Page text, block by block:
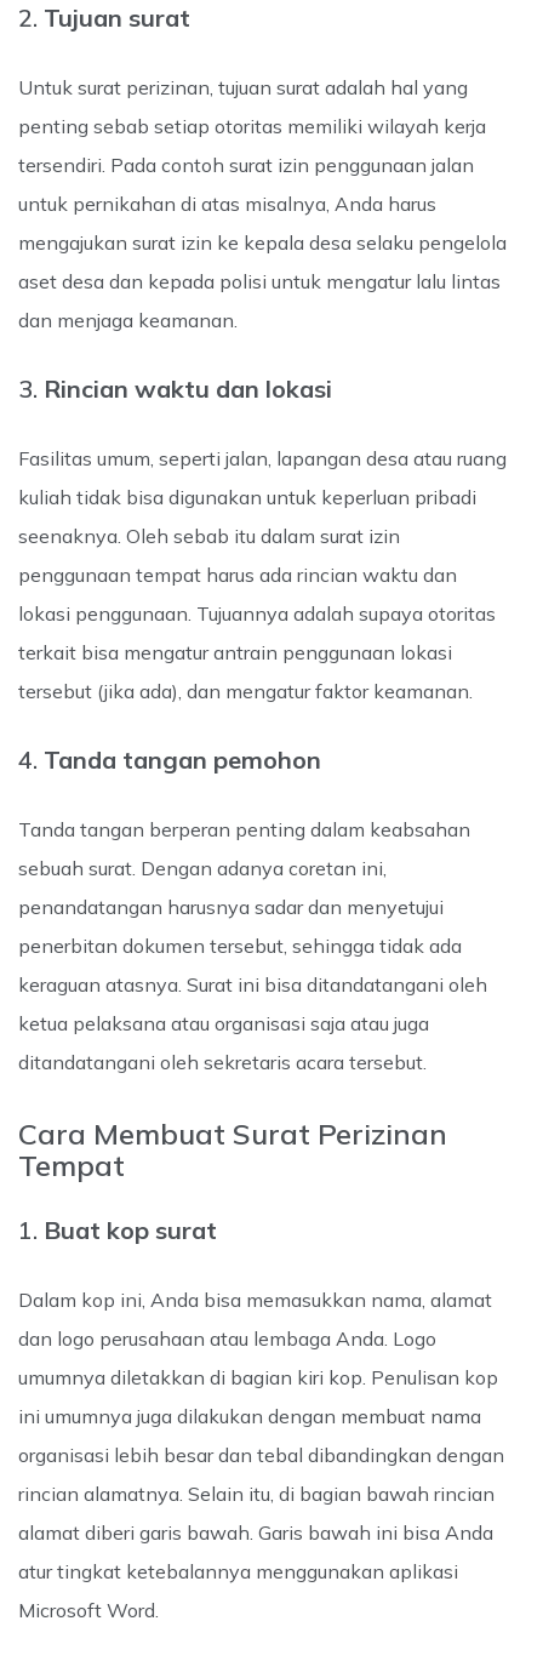
2. Tujuan surat
Untuk surat perizinan, tujuan surat adalah hal yang
penting sebab setiap otoritas memiliki wilayah kerja
tersendiri. Pada contoh surat izin penggunaan jalan
untuk pernikahan di atas misalnya, Anda harus
mengajukan surat izin ke kepala desa selaku pengelola
aset desa dan kepada polisi untuk mengatur lalu lintas
dan menjaga keamanan.
3. Rincian waktu dan lokasi
Fasilitas umum, seperti jalan, lapangan desa atau ruang
kuliah tidak bisa digunakan untuk keperluan pribadi
seenaknya. Oleh sebab itu dalam surat izin
penggunaan tempat harus ada rincian waktu dan
lokasi penggunaan. Tujuannya adalah supaya otoritas
terkait bisa mengatur antrain penggunaan lokasi
tersebut (jika ada), dan mengatur faktor keamanan.
4. Tanda tangan pemohon
Tanda tangan berperan penting dalam keabsahan
sebuah surat. Dengan adanya coretan ini,
penandatangan harusnya sadar dan menyetujui
penerbitan dokumen tersebut, sehingga tidak ada
keraguan atasnya. Surat ini bisa ditandatangani oleh
ketua pelaksana atau organisasi saja atau juga
ditandatangani oleh sekretaris acara tersebut.
Cara Membuat Surat Perizinan
Tempat
1. Buat kop surat
Dalam kop ini, Anda bisa memasukkan nama, alamat
dan logo perusahaan atau lembaga Anda. Logo
umumnya diletakkan di bagian kiri kop. Penulisan kop
ini umumnya juga dilakukan dengan membuat nama
organisasi lebih besar dan tebal dibandingkan dengan
rincian alamatnya. Selain itu, di bagian bawah rincian
alamat diberi garis bawah. Garis bawah ini bisa Anda
atur tingkat ketebalannya menggunakan aplikasi
Microsoft Word.